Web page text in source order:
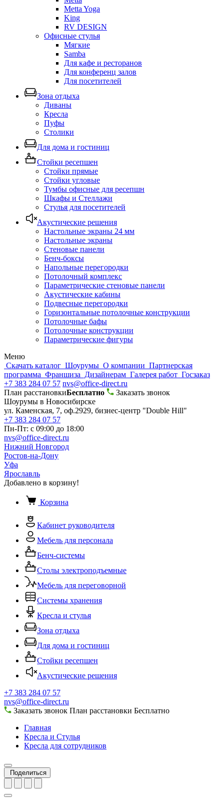
Metta Yoga
King
RV DESIGN
Офисные стулья
Мягкие
Samba
Для кафе и ресторанов
Для конференц залов
Для посетителей
Зона отдыха
Диваны
Кресла
Пуфы
Столики
Для дома и гостиниц
Стойки ресепшен
Стойки прямые
Стойки угловые
Тумбы офисные для ресепшн
Шкафы и Стеллажи
Стулья для посетителей
Акустические решения
Настольные экраны 24 мм
Настольные экраны
Стеновые панели
Бенч-боксы
Напольные перегородки
Потолочный комплекс
Параметрические стеновые панели
Акустические кабины
Подвесные перегородки
Горизонтальные потолочные конструкции
Потолочные бафы
Потолочные конструкции
Параметрические фигуры
Меню
Скачать каталог Шоурумы О компании Партнерская
программа Франшиза Дизайнерам Галерея работ Госзаказ
+7 383 284 07 57 nvs@office-direct.ru
План расстановкиБесплатно
Заказать звонок
Шоурумы в Новосибирске
ул. Каменская, 7, оф.2929, бизнес-центр "Double Hill"
+7 383 284 07 57
Пн-Пт: с 09:00 до 18:00
nvs@office-direct.ru
Нижний Новгород
Ростов-на-Дону
Уфа
Ярославль
Добавлено в корзину!
Корзина
Кабинет руководителя
Мебель для персонала
Бенч-системы
Столы электроподъемные
Мебель для переговорной
Системы хранения
Кресла и стулья
Зона отдыха
Для дома и гостиниц
Стойки ресепшен
Акустические решения
+7 383 284 07 57
nvs@office-direct.ru
Заказать звонок План расстановки Бесплатно
Главная
Кресла и Стулья
Кресла для сотрудников
Поделиться